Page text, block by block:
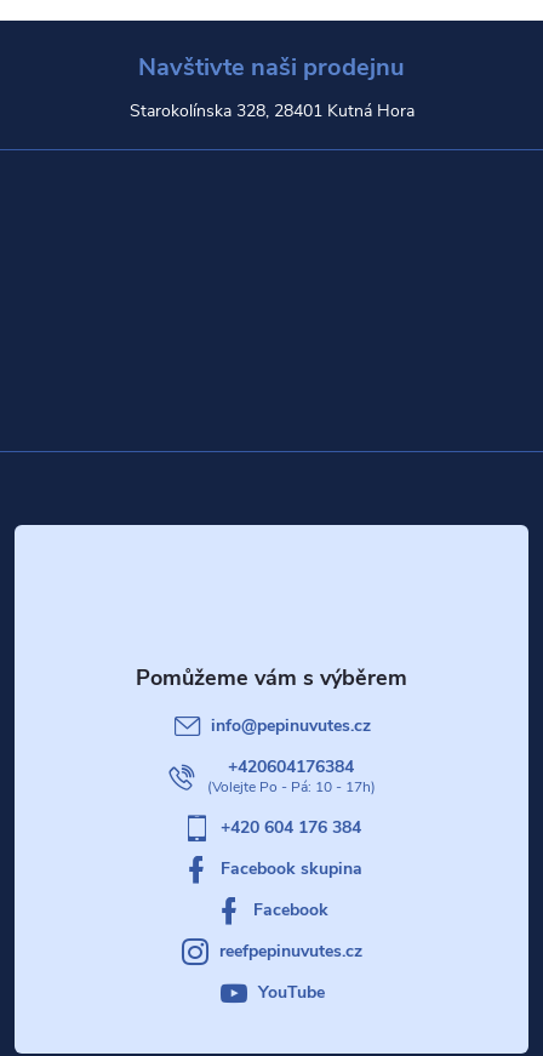
Navštivte naši prodejnu
Starokolínska 328, 28401 Kutná Hora
á
info@pepinuvutes.cz
+420604176384
+420 604 176 384
Facebook skupina
Facebook
reefpepinuvutes.cz
YouTube